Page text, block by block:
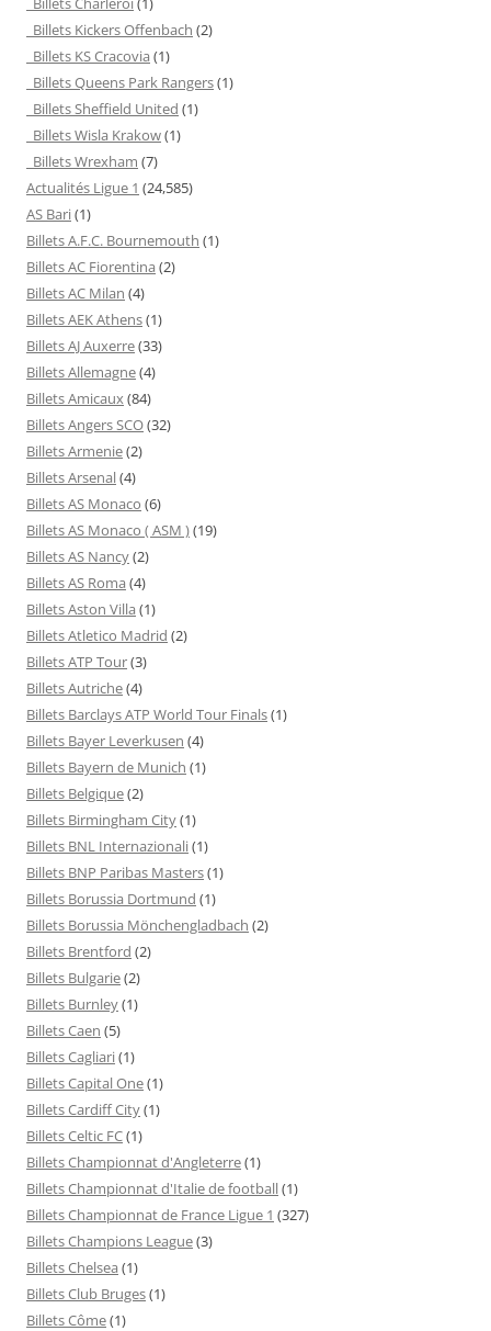
Billets Kickers Offenbach (2)
Billets KS Cracovia (1)
Billets Queens Park Rangers(1)
Billets Sheffield United (1)
Billets Wisla Krakow(1)
Billets Wrexham (7)
Actualités Ligue 1 (24,585)
AS Bari(1)
Billets A.F.C. Bournemouth (1)
Billets AC Fiorentina (2)
Billets AC Milan (4)
Billets AEK Athens(1)
Billets AJ Auxerre(33)
Billets Allemagne(4)
Billets Amicaux(84)
Billets Angers SCO(32)
Billets Armenie(2)
Billets Arsenal(4)
Billets AS Monaco (6)
Billets AS Monaco ( ASM )(19)
Billets AS Nancy(2)
Billets AS Roma (4)
Billets Aston Villa (1)
Billets Atletico Madrid (2)
Billets ATP Tour(3)
Billets Autriche(4)
Billets Barclays ATP World Tour Finals(1)
Billets Bayer Leverkusen (4)
Billets Bayern de Munich (1)
Billets Belgique(2)
Billets Birmingham City(1)
Billets BNL Internazionali(1)
Billets BNP Paribas Masters(1)
Billets Borussia Dortmund (1)
Billets Borussia Mönchengladbach (2)
Billets Brentford (2)
Billets Bulgarie(2)
Billets Burnley(1)
Billets Caen (5)
Billets Cagliari(1)
Billets Capital One(1)
Billets Cardiff City(1)
Billets Celtic FC(1)
Billets Championnat d'Angleterre(1)
Billets Championnat d'Italie de football(1)
Billets Championnat de France Ligue 1 (327)
Billets Champions League(3)
Billets Chelsea (1)
Billets Club Bruges(1)
Billets Côme(1)